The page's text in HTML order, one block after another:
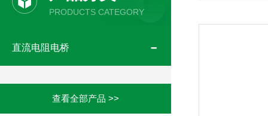
PRODUCTS CATEGORY
直流电阻电桥
查看全部产品 >>